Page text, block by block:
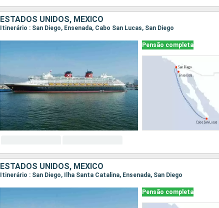
ESTADOS UNIDOS, MÉXICO
Itinerário : San Diego, Ensenada, Cabo San Lucas, San Diego
Pensão completa
ESTADOS UNIDOS, MÉXICO
Itinerário : San Diego, Ilha Santa Catalina, Ensenada, San Diego
Pensão completa